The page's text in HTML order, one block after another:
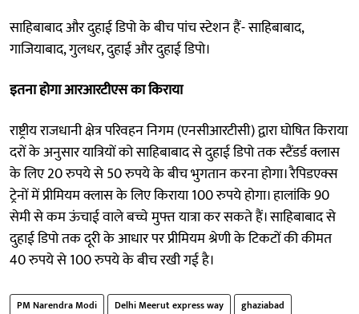
साहिबाबाद और दुहाई डिपो के बीच पांच स्टेशन हैं- साहिबाबाद,
गाजियाबाद, गुलधर, दुहाई और दुहाई डिपो।
इतना होगा आरआरटीएस का किराया
राष्ट्रीय राजधानी क्षेत्र परिवहन निगम (एनसीआरटीसी) द्वारा घोषित किराया
दरों के अनुसार यात्रियों को साहिबाबाद से दुहाई डिपो तक स्टैंडर्ड क्लास
के लिए 20 रुपये से 50 रुपये के बीच भुगतान करना होगा। रैपिडएक्स
ट्रेनों में प्रीमियम क्लास के लिए किराया 100 रुपये होगा। हालांकि 90
सेमी से कम ऊंचाई वाले बच्चे मुफ्त यात्रा कर सकते हैं। साहिबाबाद से
दुहाई डिपो तक दूरी के आधार पर प्रीमियम श्रेणी के टिकटों की कीमत
40 रुपये से 100 रुपये के बीच रखी गई है।
PM Narendra Modi Delhi Meerut express way
ghaziabad